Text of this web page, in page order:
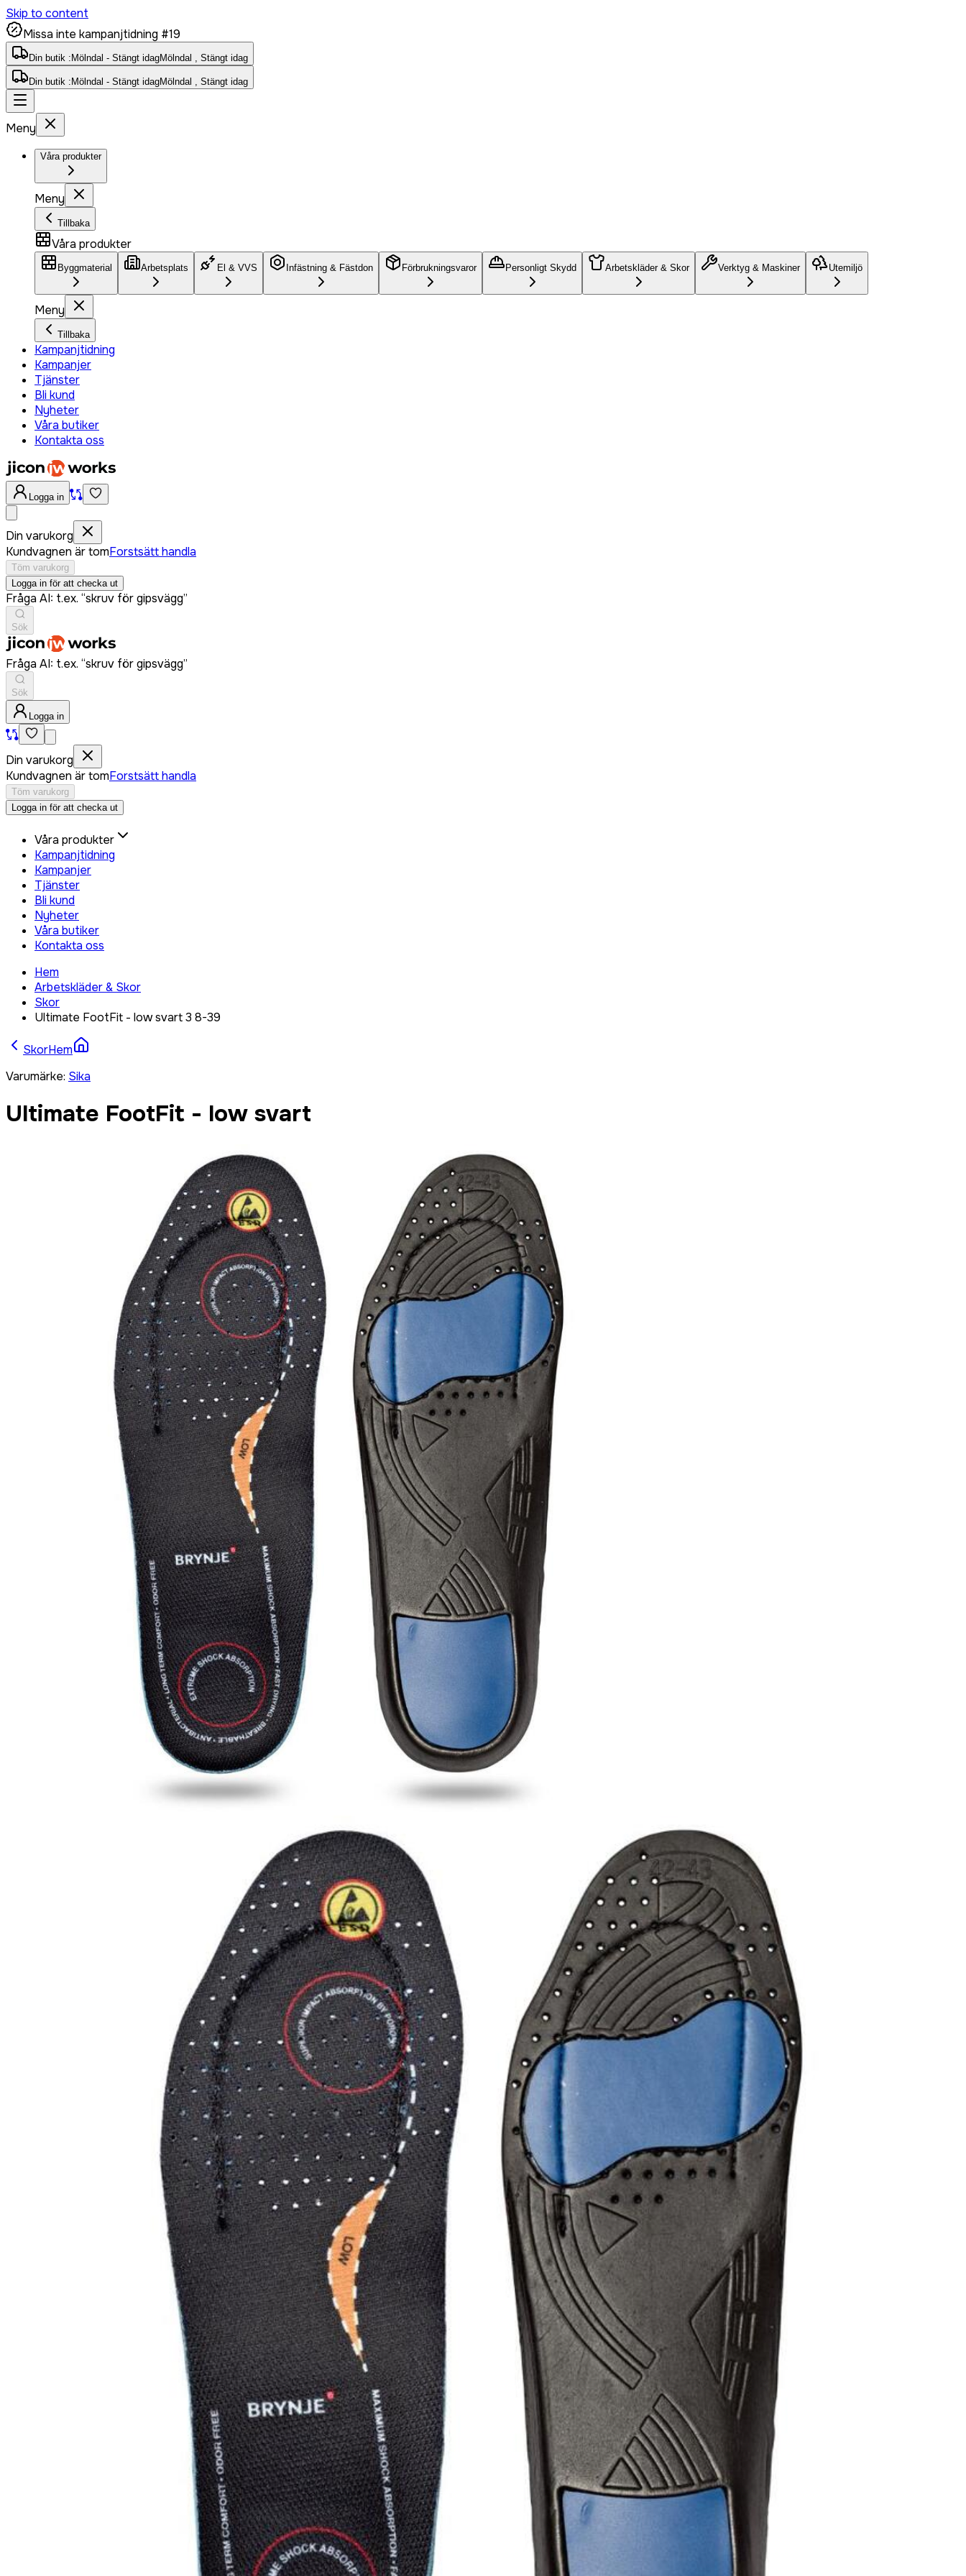
Skip to content
Missa inte kampanjtidning #19
Din butik : Mölndal - Stängt idagMölndal , Stängt idag
Din butik : Mölndal - Stängt idagMölndal , Stängt idag
Meny
Våra produkter
Meny
Tillbaka
Våra produkter
Byggmaterial Arbetsplats El & VVS Infästning & Fästdon Förbrukningsvaror Personligt Skydd Arbetskläder & Skor Verktyg & Maskiner Utemiljö
Meny
Tillbaka
Kampanjtidning
Kampanjer
Tjänster
Bli kund
Nyheter
Våra butiker
Kontakta oss
Logga in
Din varukorg
Kundvagnen är tomForstsätt handla
Töm varukorg
Logga in för att checka ut
Fråga AI: t.ex. “skruv för gipsvägg”
Sök
Fråga AI: t.ex. “skruv för gipsvägg”
Sök
Logga in
Din varukorg
Kundvagnen är tomForstsätt handla
Töm varukorg
Logga in för att checka ut
Våra produkter
Kampanjtidning
Kampanjer
Tjänster
Bli kund
Nyheter
Våra butiker
Kontakta oss
Hem
Arbetskläder & Skor
Skor
Ultimate FootFit - low svart 3 8-39
SkorHem
Varumärke: Sika
Ultimate FootFit - low svart